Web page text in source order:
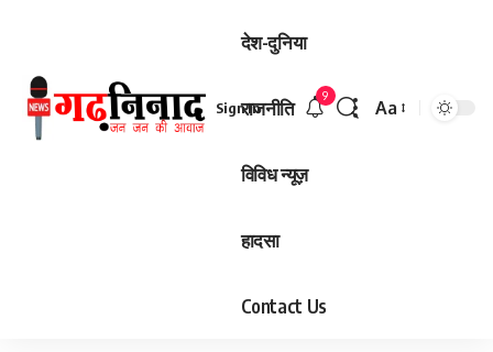
देश-दुनिया
राजनीति
विविध न्यूज़
हादसा
Contact Us
Sign In
9
Aa